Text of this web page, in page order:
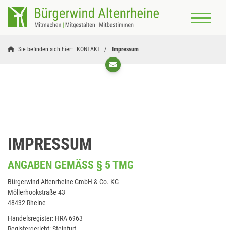
Sie befinden sich hier: KONTAKT Impressum
IMPRESSUM
ANGABEN GEMÄSS § 5 TMG
Bürgerwind Altenrheine GmbH & Co. KG
Möllerhookstraße 43
48432 Rheine
Handelsregister: HRA 6963